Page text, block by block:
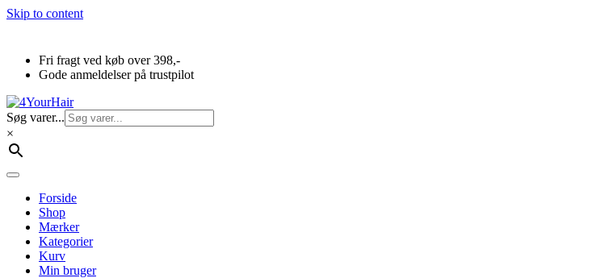
Skip to content
Fri fragt ved køb over 398,-
Gode anmeldelser på trustpilot
Søg varer...
×
Forside
Shop
Mærker
Kategorier
Kurv
Min bruger